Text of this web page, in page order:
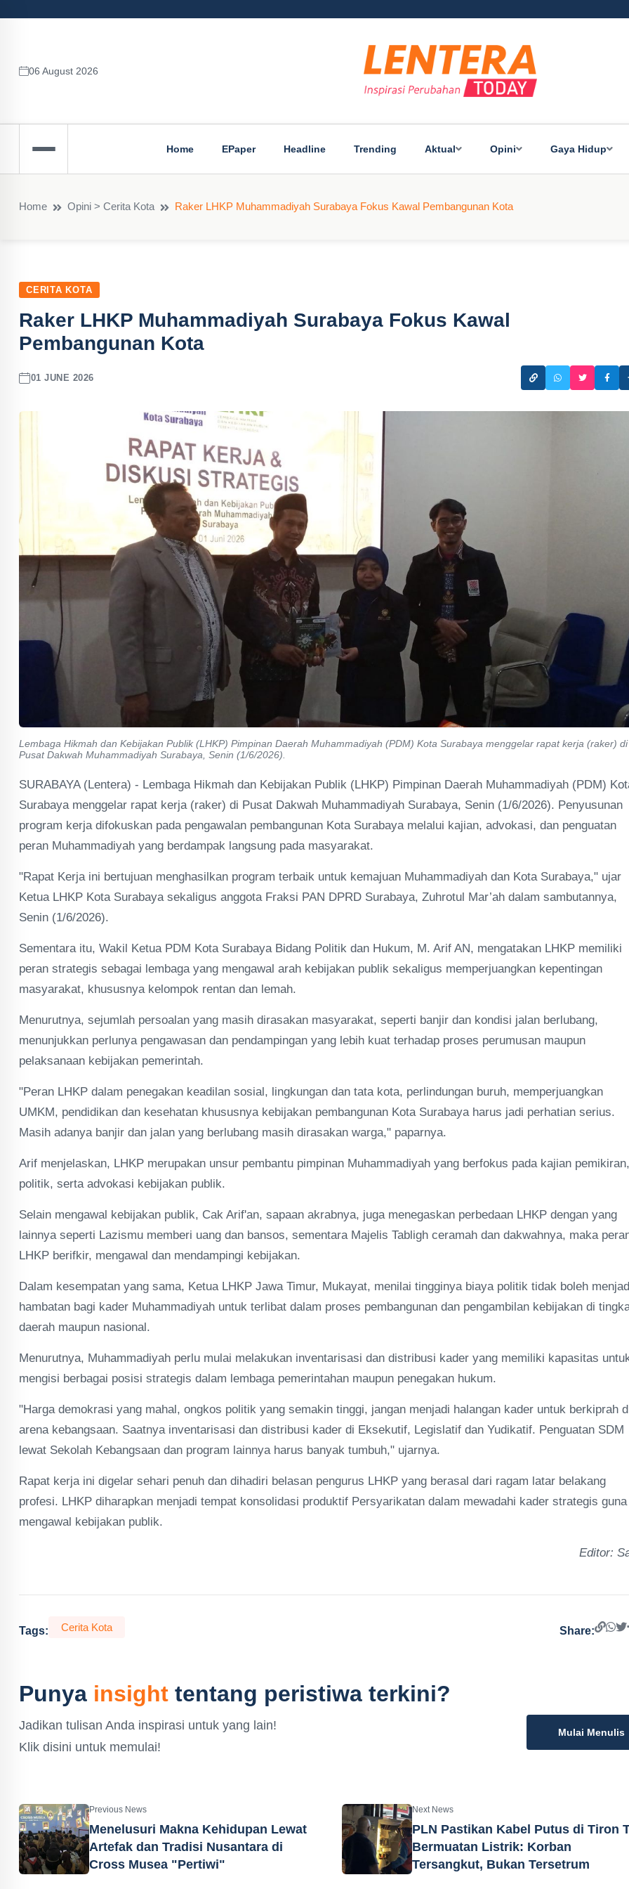
06 August 2026
Home EPaper Headline Trending Aktual Opini Gaya Hidup
Home Opini > Cerita Kota Raker LHKP Muhammadiyah Surabaya Fokus Kawal Pembangunan Kota
CERITA KOTA
Raker LHKP Muhammadiyah Surabaya Fokus Kawal
Pembangunan Kota
01 JUNE 2026
Lembaga Hikmah dan Kebijakan Publik (LHKP) Pimpinan Daerah Muhammadiyah (PDM) Kota Surabaya menggelar rapat kerja (raker) di
Pusat Dakwah Muhammadiyah Surabaya, Senin (1/6/2026).
SURABAYA (Lentera) - Lembaga Hikmah dan Kebijakan Publik (LHKP) Pimpinan Daerah Muhammadiyah (PDM)
Surabaya menggelar rapat kerja (raker) di Pusat Dakwah Muhammadiyah Surabaya, Senin (1/6/2026). Penyusunan
program kerja difokuskan pada pengawalan pembangunan Kota Surabaya melalui kajian, advokasi, dan penguatan
peran Muhammadiyah yang berdampak langsung pada masyarakat.
"Rapat Kerja ini bertujuan menghasilkan program terbaik untuk kemajuan Muhammadiyah dan Kota Surabaya," ujar
Ketua LHKP Kota Surabaya sekaligus anggota Fraksi PAN DPRD Surabaya, Zuhrotul Mar’ah dalam sambutannya,
Senin (1/6/2026).
Sementara itu, Wakil Ketua PDM Kota Surabaya Bidang Politik dan Hukum, M. Arif AN, mengatakan LHKP memiliki
peran strategis sebagai lembaga yang mengawal arah kebijakan publik sekaligus memperjuangkan kepentingan
masyarakat, khususnya kelompok rentan dan lemah.
Menurutnya, sejumlah persoalan yang masih dirasakan masyarakat, seperti banjir dan kondisi jalan berlubang,
menunjukkan perlunya pengawasan dan pendampingan yang lebih kuat terhadap proses perumusan maupun
pelaksanaan kebijakan pemerintah.
"Peran LHKP dalam penegakan keadilan sosial, lingkungan dan tata kota, perlindungan buruh, memperjuangkan
UMKM, pendidikan dan kesehatan khususnya kebijakan pembangunan Kota Surabaya harus jadi perhatian serius.
Masih adanya banjir dan jalan yang berlubang masih dirasakan warga," paparnya.
Arif menjelaskan, LHKP merupakan unsur pembantu pimpinan Muhammadiyah yang berfokus pada kajian pemikiran,
politik, serta advokasi kebijakan publik.
Selain mengawal kebijakan publik, Cak Arif'an, sapaan akrabnya, juga menegaskan perbedaan LHKP dengan yang
lainnya seperti Lazismu memberi uang dan bansos, sementara Majelis Tabligh ceramah dan dakwahnya, maka
LHKP berifkir, mengawal dan mendampingi kebijakan.
Dalam kesempatan yang sama, Ketua LHKP Jawa Timur, Mukayat, menilai tingginya biaya politik tidak boleh
hambatan bagi kader Muhammadiyah untuk terlibat dalam proses pembangunan dan pengambilan kebijakan di
daerah maupun nasional.
Menurutnya, Muhammadiyah perlu mulai melakukan inventarisasi dan distribusi kader yang memiliki kapasitas
mengisi berbagai posisi strategis dalam lembaga pemerintahan maupun penegakan hukum.
"Harga demokrasi yang mahal, ongkos politik yang semakin tinggi, jangan menjadi halangan kader untuk berkiprah
arena kebangsaan. Saatnya inventarisasi dan distribusi kader di Eksekutif, Legislatif dan Yudikatif. Penguatan SDM
lewat Sekolah Kebangsaan dan program lainnya harus banyak tumbuh," ujarnya.
Rapat kerja ini digelar sehari penuh dan dihadiri belasan pengurus LHKP yang berasal dari ragam latar belakang
profesi. LHKP diharapkan menjadi tempat konsolidasi produktif Persyarikatan dalam mewadahi kader strategis guna
mengawal kebijakan publik.
Editor:
Tags: Cerita Kota Share:
Punya insight tentang peristiwa terkini?
Jadikan tulisan Anda inspirasi untuk yang lain!
Klik disini untuk memulai!
Mulai Menulis
Previous News
Menelusuri Makna Kehidupan Lewat
Artefak dan Tradisi Nusantara di
Cross Musea "Pertiwi"
Next News
PLN Pastikan Kabel Putus di Tiron
Bermuatan Listrik: Korban
Tersangkut, Bukan Tersetrum